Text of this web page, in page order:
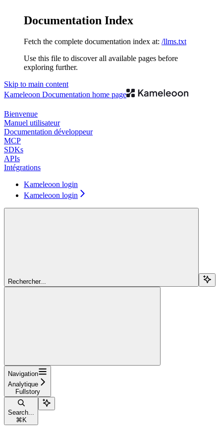
Documentation Index
Fetch the complete documentation index at: /llms.txt
Use this file to discover all available pages before
exploring further.
Skip to main content
Kameleoon Documentation home page
Bienvenue
Manuel utilisateur
Documentation développeur
MCP
SDKs
APIs
Intégrations
Kameleoon login
Kameleoon login
Rechercher...
Navigation
Analytique
Fullstory
Search...
⌘ K